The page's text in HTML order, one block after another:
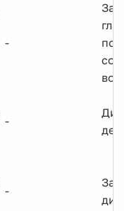
-
по
-
-